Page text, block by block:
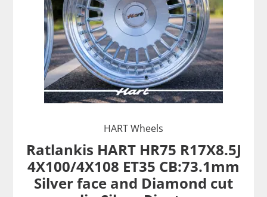
HART Wheels
Ratlankis HART HR75 R17X8.5J
4X100/4X108 ET35 CB:73.1mm
Silver face and Diamond cut